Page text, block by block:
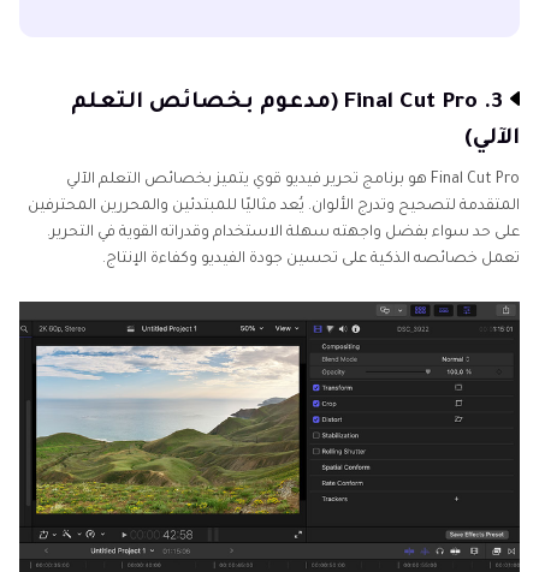
3. Final Cut Pro (مدعوم بخصائص التعلم
الآلي)
Final Cut Pro هو برنامج تحرير فيديو قوي يتميز بخصائص التعلم الآلي
المتقدمة لتصحيح وتدرج الألوان. يُعد مثاليًا للمبتدئين والمحررين المحترفين
على حد سواء بفضل واجهته سهلة الاستخدام وقدراته القوية في التحرير.
تعمل خصائصه الذكية على تحسين جودة الفيديو وكفاءة الإنتاج.